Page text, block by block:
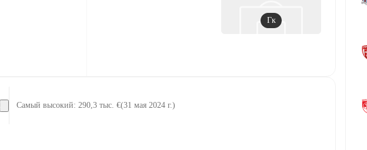
Гк
Самый высокий: 290,3 тыс. €(31 мая 2024 г.)